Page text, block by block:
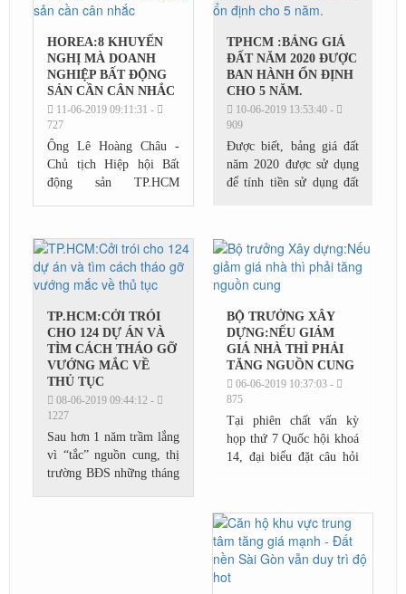
HOREA:8 KHUYẾN
NGHỊ MÀ DOANH
NGHIỆP BẤT ĐỘNG
SẢN CẦN CÂN NHẮC
11-06-2019 09:11:31 -
727
Ông Lê Hoàng Châu -
Chủ tịch Hiệp hội Bất
động sản TP.HCM
lực của ngân hàng Nhà
nước trong việc đảm bảo
an ninh...
TPHCM :BẢNG GIÁ
ĐẤT NĂM 2020 ĐƯỢC
BAN HÀNH ỔN ĐỊNH
CHO 5 NĂM.
10-06-2019 13:53:40 -
909
Được biết, bảng giá đất
năm 2020 được sử dụng
để tính tiền sử dụng đất
đối...
TP.HCM:CỞI TRÓI
CHO 124 DỰ ÁN VÀ
TÌM CÁCH THÁO GỠ
VƯỚNG MẮC VỀ
THỦ TỤC
08-06-2019 09:44:12 -
1227
Sau hơn 1 năm trầm lắng
vì “tắc” nguồn cung, thị
trường BĐS những tháng
BỘ TRƯỞNG XÂY
DỰNG:NẾU GIẢM
GIÁ NHÀ THÌ PHẢI
TĂNG NGUỒN CUNG
06-06-2019 10:37:03 -
875
Tại phiên chất vấn kỳ
họp thứ 7 Quốc hội khoá
14, đại biểu đặt câu hỏi
với thu nhập bình quân
người...